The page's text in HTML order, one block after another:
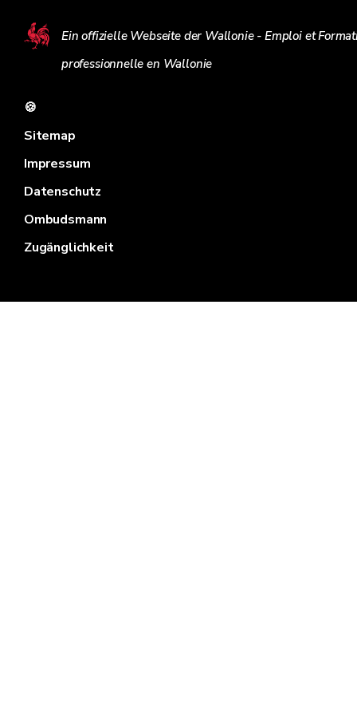
Ein offizielle Webseite der Wallonie - Emploi et
professionnelle en Wallonie
🍪
Sitemap
Impressum
Datenschutz
Ombudsmann
Zugänglichkeit